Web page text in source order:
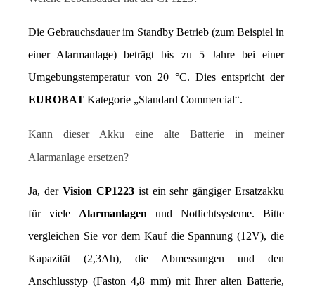
Die Gebrauchsdauer im Standby Betrieb (zum Beispiel in
einer Alarmanlage) beträgt bis zu 5 Jahre bei einer
Umgebungstemperatur von 20 °C. Dies entspricht der
EUROBAT Kategorie „Standard Commercial“.
Kann dieser Akku eine alte Batterie in meiner
Alarmanlage ersetzen?
Ja, der Vision CP1223 ist ein sehr gängiger Ersatzakku
für viele Alarmanlagen und Notlichtsysteme. Bitte
vergleichen Sie vor dem Kauf die Spannung (12V), die
Kapazität (2,3Ah), die Abmessungen und den
Anschlusstyp (Faston 4,8 mm) mit Ihrer alten Batterie,